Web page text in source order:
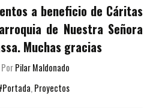
a beneficio de Cáritas
de Nuestra Señora
Muchas gracias
PorPilar Maldonado
, Proyectos